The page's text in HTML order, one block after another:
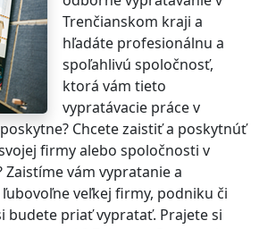
Trenčianskom kraji a
hľadáte profesionálnu a
spoľahlivú spoločnosť,
ktorá vám tieto
vypratávacie prácev
poskytne? Chcete zaistiť a poskytnúť
firmy alebo spoločnosti v
Zaistíme vám vypratanie a
veľkej firmy, podniku či
budete priať vypratať. Prajete si